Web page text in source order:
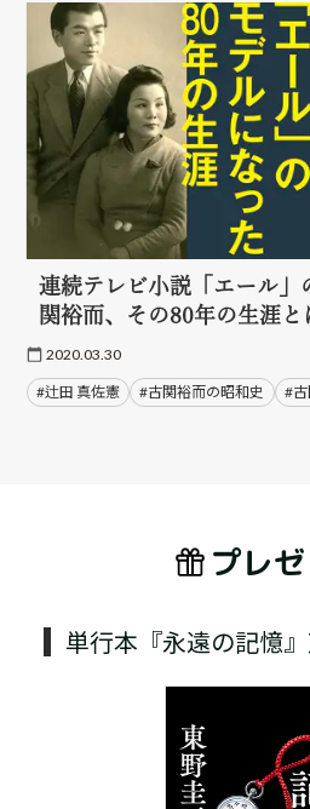
連続テレビ小説「エール」
関裕而、その80年の生涯と
2020.03.30
#辻田 真佐憲 #古関裕而の昭和史 #
プレ
単行本『永遠の記憶